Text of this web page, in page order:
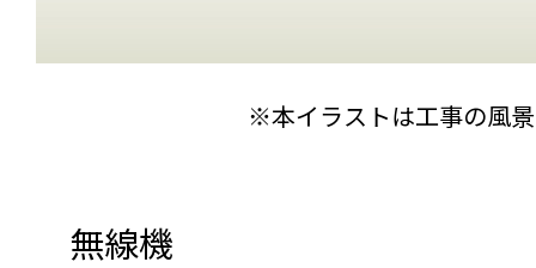
※本イラストは工事の風
無線機